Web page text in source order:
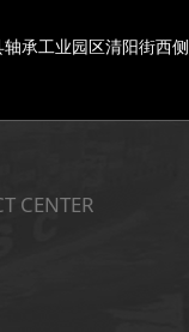
承工业园区清阳街西侧
CENTER